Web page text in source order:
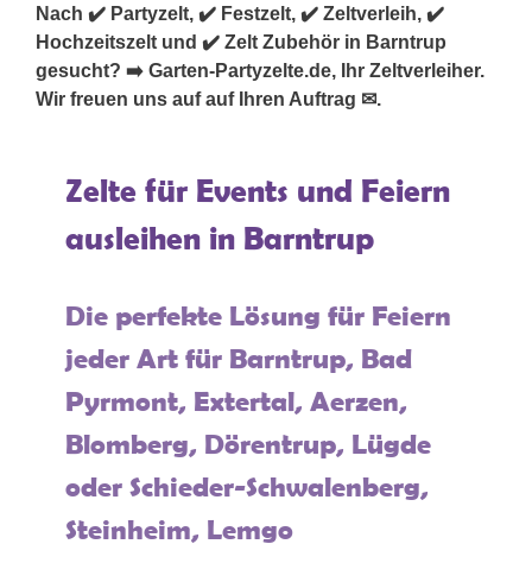
Nach ✔️ Partyzelt, ✔️ Festzelt, ✔️ Zeltverleih, ✔️
Hochzeitszelt und ✔️ Zelt Zubehör in Barntrup
gesucht? ➡️ Garten-Partyzelte.de, Ihr Zeltverleiher.
Wir freuen uns auf auf Ihren Auftrag ✉.
Zelte für Events und Feiern
ausleihen in Barntrup
Die perfekte Lösung für Feiern
jeder Art für Barntrup, Bad
Pyrmont, Extertal, Aerzen,
Blomberg, Dörentrup, Lügde
oder Schieder-Schwalenberg,
Steinheim, Lemgo